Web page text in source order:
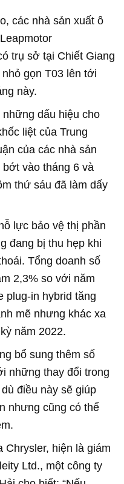
các nhà sản xuất ô
trụ sở tại Chiết Giang
gọn T03 lên tới
này.
dấu hiệu cho
liệt của Trung
của các nhà sản
vào tháng 6 và
thứ sáu đã làm dấy
lực bảo vệ thị phần
đang bị thu hẹp khi
Tổng doanh số
2,3% so với năm
plug-in hybrid tăng
mẽ nhưng khác xa
năm 2022.
bổ sung thêm số
những thay đổi trong
điều này sẽ giúp
nhưng cũng có thể
Chrysler, hiện là giám
Ltd., một công ty